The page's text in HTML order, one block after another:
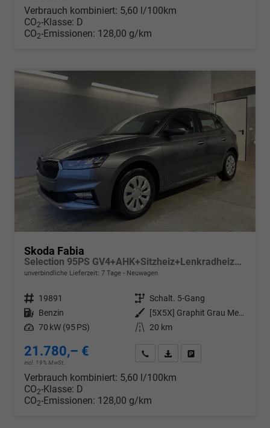
Verbrauch kombiniert: 5,60 l/100km
CO2-Klasse: D
CO2-Emissionen: 128,00 g/km
Skoda Fabia
Selection 95PS GV4+AHK+Sitzheiz+Lenkradheiz+Climatronic+Tempomat+PDC
unverbindliche Lieferzeit: 7 Tage Neuwagen
Fahrzeugnr. 19891 Getriebe Schalt. 5-Gang
Kraftstoff Benzin Außenfarbe
[5X5X] Graphit Grau Metallic
Leistung 70 kW (95 PS) Kilometerstand 20 km
21.780,– €
incl. 19% MwSt.
Wir rufen Sie anPDF-Datei, Fahrzeugexposé
Verbrauch kombiniert: 5,60 l/100km
CO2-Klasse: D
CO2-Emissionen: 128,00 g/km